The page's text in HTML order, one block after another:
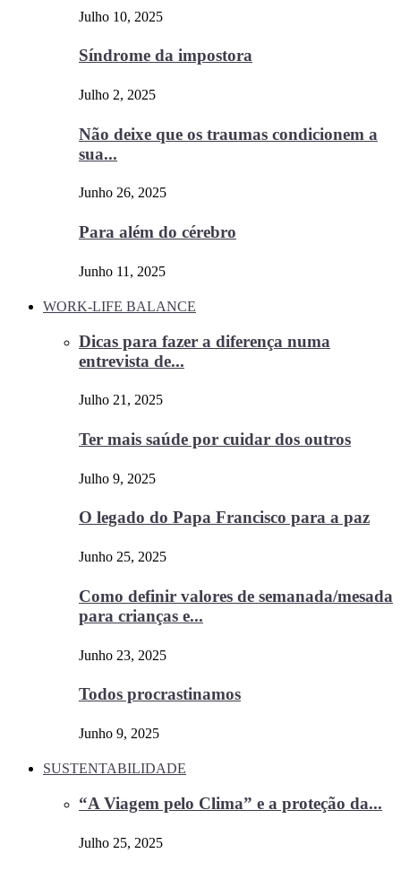
Julho 10, 2025
Síndrome da impostora
Julho 2, 2025
Não deixe que os traumas condicionem a
sua...
Junho 26, 2025
Para além do cérebro
Junho 11, 2025
WORK-LIFE BALANCE
Dicas para fazer a diferença numa
entrevista de...
Julho 21, 2025
Ter mais saúde por cuidar dos outros
Julho 9, 2025
O legado do Papa Francisco para a paz
Junho 25, 2025
Como definir valores de semanada/mesada
para crianças e...
Junho 23, 2025
Todos procrastinamos
Junho 9, 2025
SUSTENTABILIDADE
“A Viagem pelo Clima” e a proteção da...
Julho 25, 2025